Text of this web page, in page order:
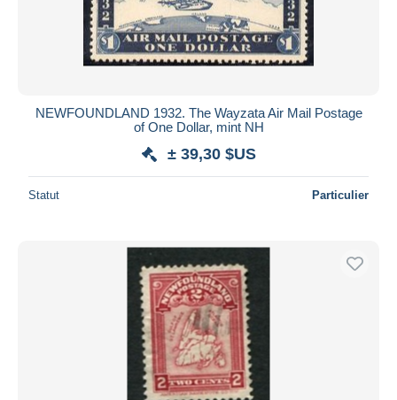
NEWFOUNDLAND 1932. The Wayzata Air Mail Postage
of One Dollar, mint NH
± 39,30 $US
Statut Particulier